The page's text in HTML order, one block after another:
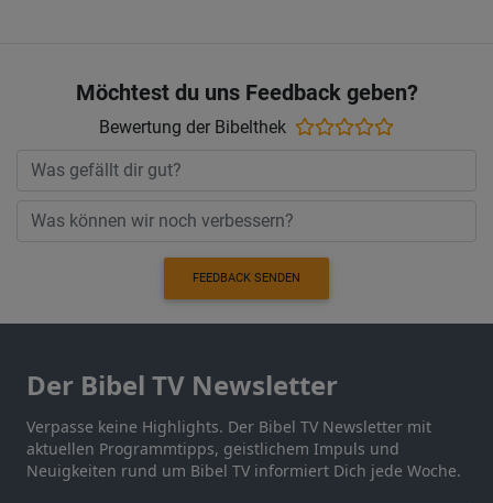
Möchtest du uns Feedback geben?
Bewertung der Bibelthek
FEEDBACK SENDEN
Der Bibel TV Newsletter
Verpasse keine Highlights. Der Bibel TV Newsletter mit
aktuellen Programmtipps, geistlichem Impuls und
Neuigkeiten rund um Bibel TV informiert Dich jede Woche.